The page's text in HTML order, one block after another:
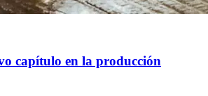
capítulo en la producción